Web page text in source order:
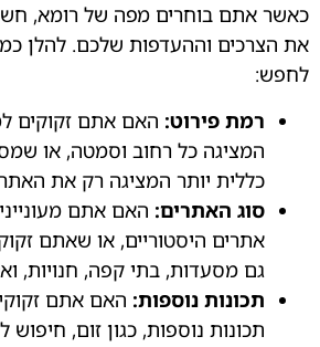
כאשר אתם בוחרים מפה של רומא,
את הצרכים וההעדפות שלכם. להלן
לחפש:
רמת פירוט: האם אתם זקוקים
המציגה כל רחוב וסמטה, או
כללית יותר המציגה רק את
סוג האתרים: האם אתם
אתרים היסטוריים, או שאתם
גם מסעדות, בתי קפה, חנויות,
תכונות נוספות: האם אתם
תכונות נוספות, כגון זום, חיפוש